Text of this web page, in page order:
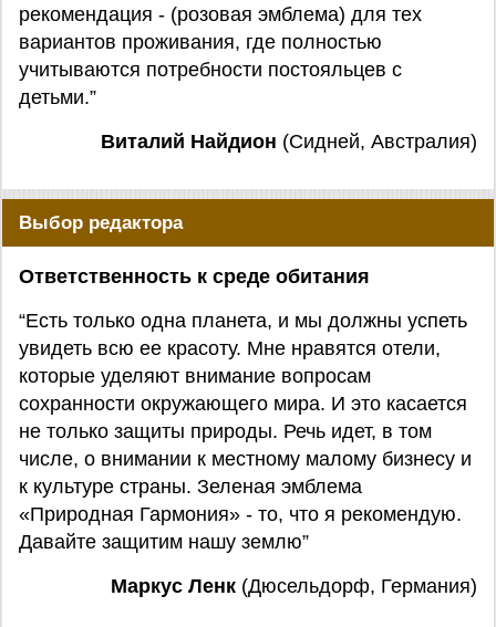
рекомендация - (розовая эмблема) для тех
вариантов проживания, где полностью
учитываются потребности постояльцев с
детьми.”
Виталий Найдион (Сидней, Австралия)
Выбор редактора
Ответственность к среде обитания
“Есть только одна планета, и мы должны успеть
увидеть всю ее красоту. Мне нравятся отели,
которые уделяют внимание вопросам
сохранности окружающего мира. И это касается
не только защиты природы. Речь идет, в том
числе, о внимании к местному малому бизнесу и
к культуре страны. Зеленая эмблема
«Природная Гармония» - то, что я рекомендую.
Давайте защитим нашу землю”
Маркус Ленк (Дюсельдорф, Германия)